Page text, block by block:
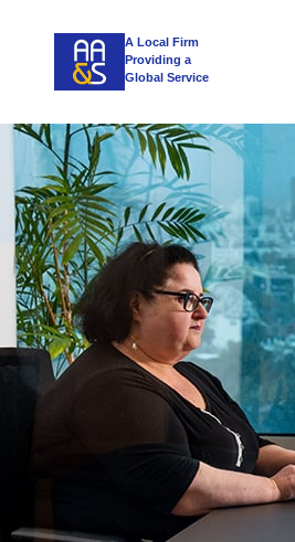
A Local Firm
Providing a
Global Service